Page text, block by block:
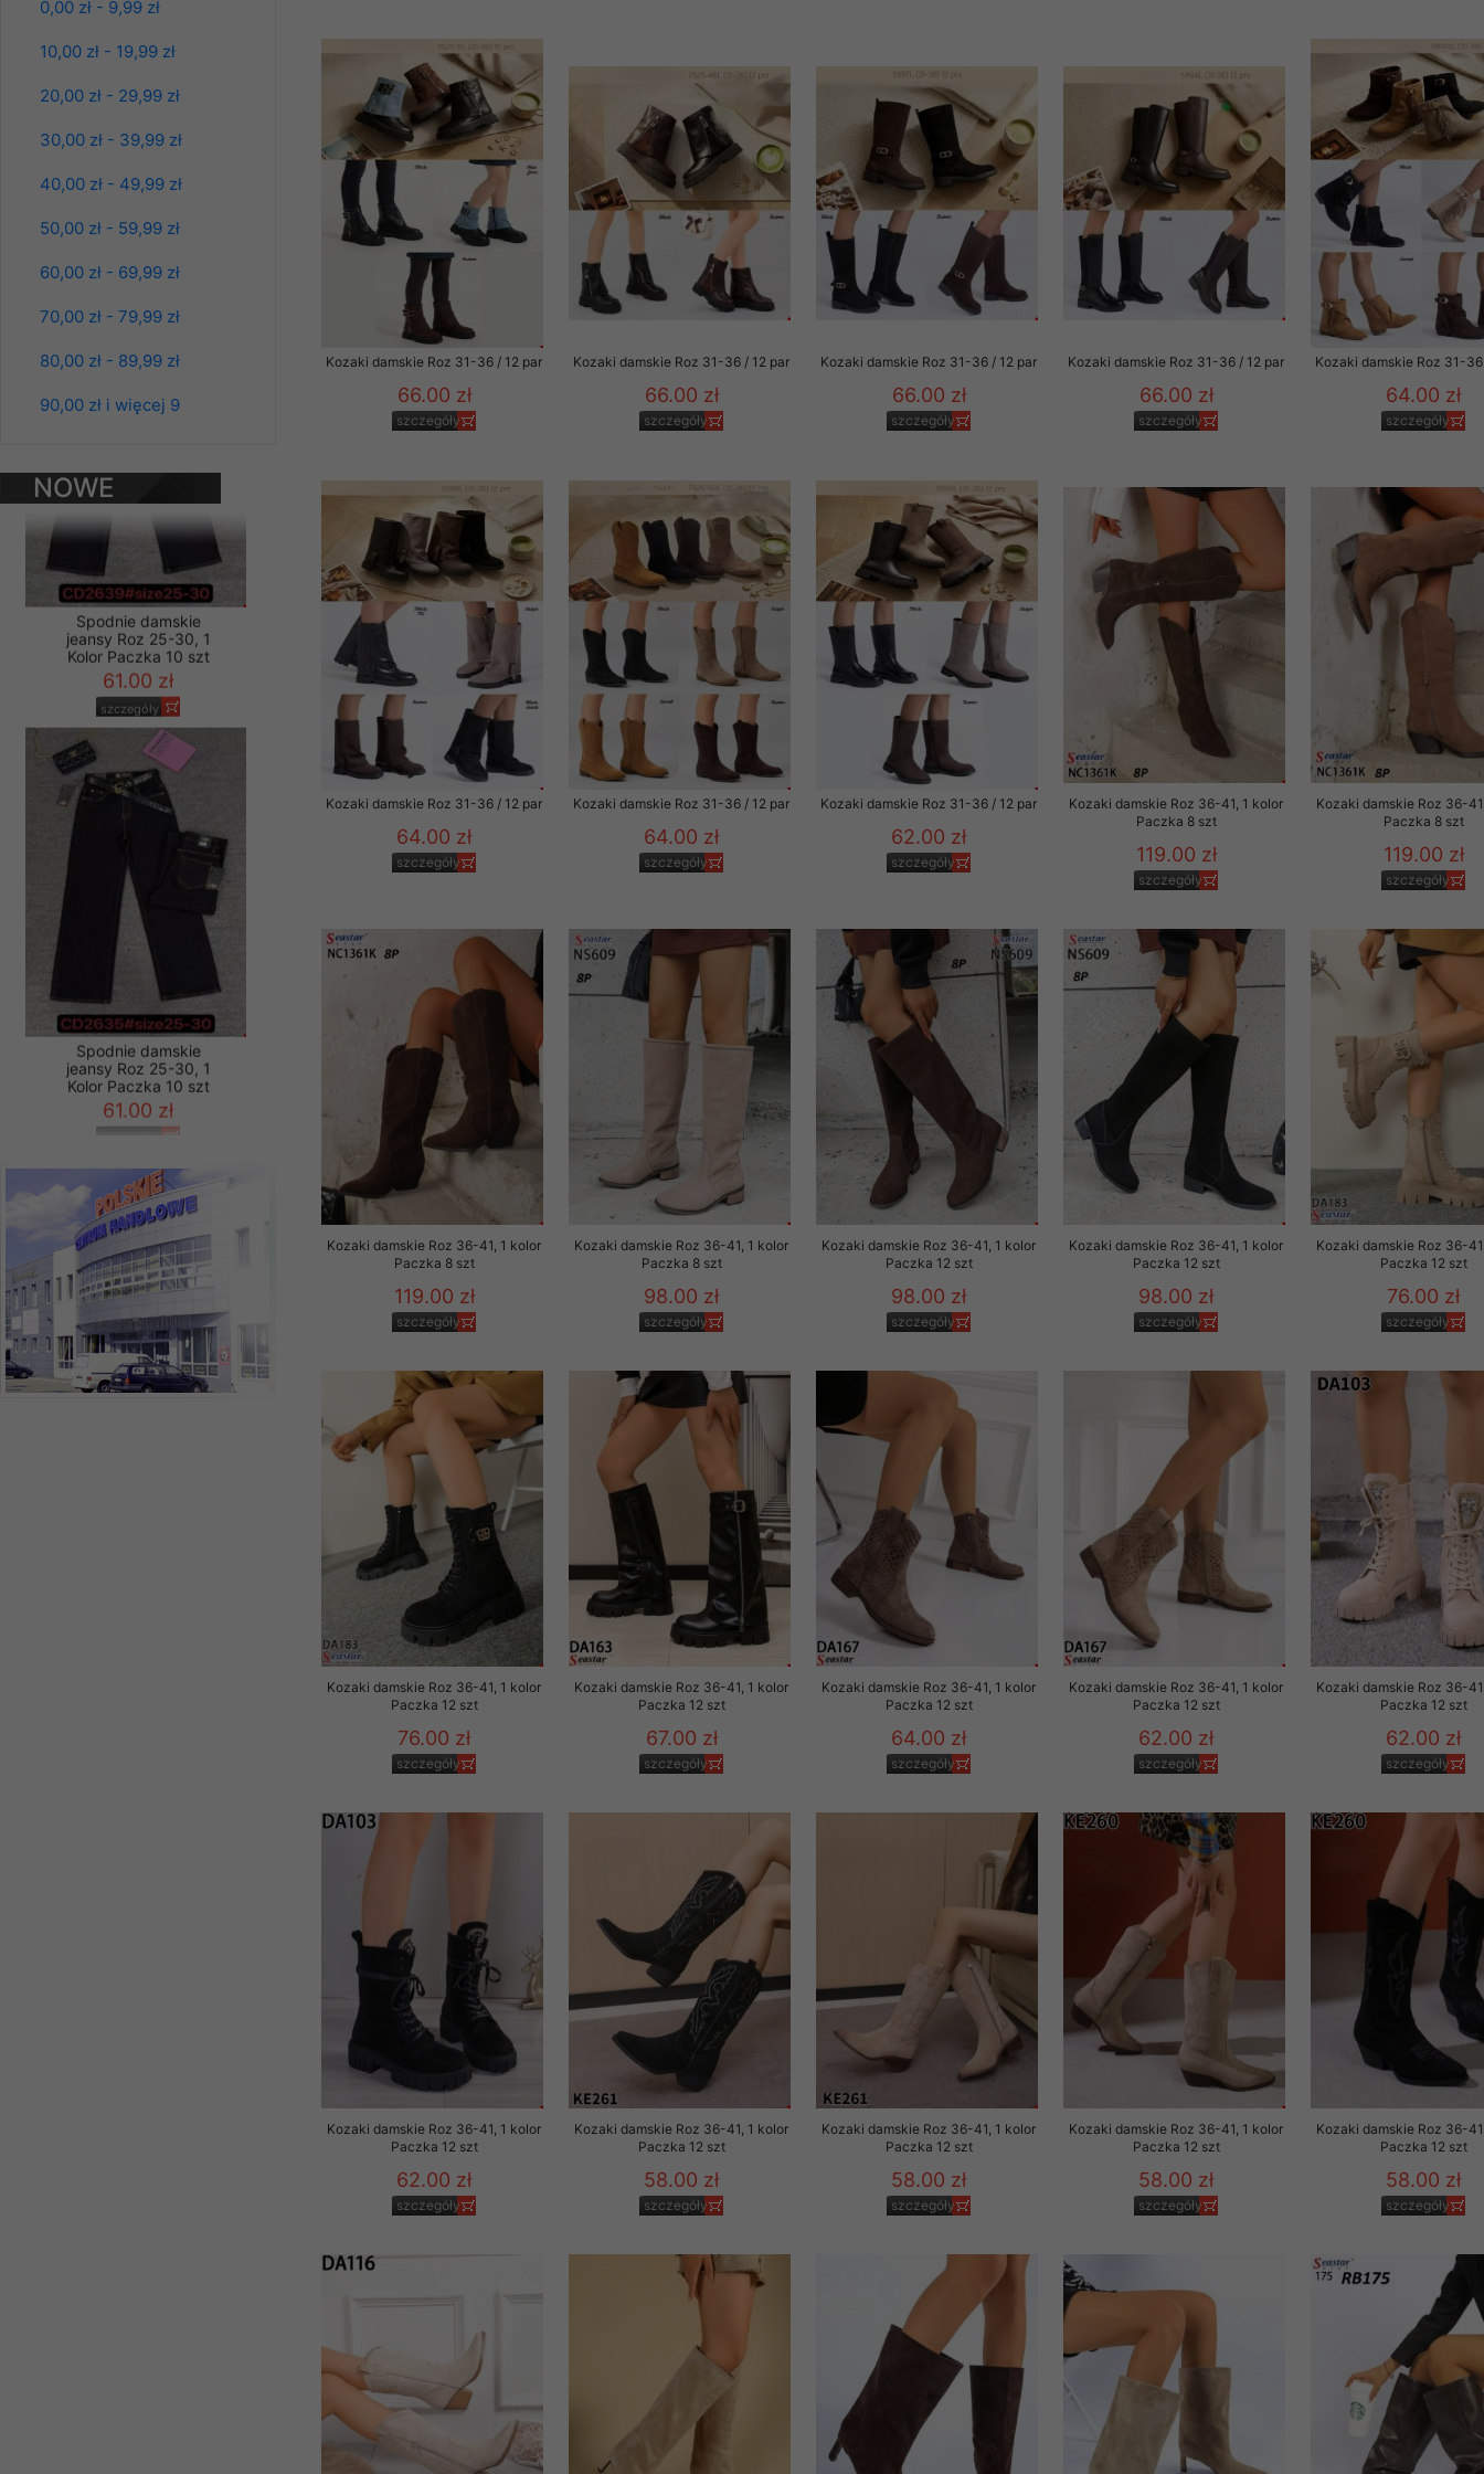
0,00 zł - 9,99 zł
10,00 zł - 19,99 zł
20,00 zł - 29,99 zł
30,00 zł - 39,99 zł
40,00 zł - 49,99 zł
50,00 zł - 59,99 zł
60,00 zł - 69,99 zł
70,00 zł - 79,99 zł
80,00 zł - 89,99 zł
90,00 zł i więcej 9
NOWE
PRODUKTY
Spodnie damskie
Kolor Paczka 10 szt
61.00 zł
szczegóły
Spodnie damskie
jeansy Roz 25-30, 1
Kolor Paczka 10 szt
61.00 zł
szczegóły
Spodnie damskie
Kolor Paczka 10 szt
61.00 zł
szczegóły
Kozaki damskie Roz 31-36 / 12 par
66.00 zł
szczegóły
Kozaki damskie Roz 31-36 / 12 par
66.00 zł
szczegóły
Kozaki damskie Roz 31-36 / 12 par
66.00 zł
szczegóły
Kozaki damskie Roz 31-36 / 12 par
66.00 zł
szczegóły
Kozaki damskie Roz 31-
64.00 zł
szczegóły
Kozaki damskie Roz 31-36 / 12 par
64.00 zł
szczegóły
Kozaki damskie Roz 31-36 / 12 par
64.00 zł
szczegóły
Kozaki damskie Roz 31-36 / 12 par
62.00 zł
szczegóły
Kozaki damskie Roz 36-41, 1 kolor
Paczka 8 szt
119.00 zł
szczegóły
Kozaki damskie Roz 36-
Paczka 8 szt
119.00 zł
szczegóły
Kozaki damskie Roz 36-41, 1 kolor
Paczka 8 szt
119.00 zł
szczegóły
Kozaki damskie Roz 36-41, 1 kolor
Paczka 8 szt
98.00 zł
szczegóły
Kozaki damskie Roz 36-41, 1 kolor
Paczka 12 szt
98.00 zł
szczegóły
Kozaki damskie Roz 36-41, 1 kolor
Paczka 12 szt
98.00 zł
szczegóły
Kozaki damskie Roz 36-
Paczka 12 szt
76.00 zł
szczegóły
Kozaki damskie Roz 36-41, 1 kolor
Paczka 12 szt
76.00 zł
szczegóły
Kozaki damskie Roz 36-41, 1 kolor
Paczka 12 szt
67.00 zł
szczegóły
Kozaki damskie Roz 36-41, 1 kolor
Paczka 12 szt
64.00 zł
szczegóły
Kozaki damskie Roz 36-41, 1 kolor
Paczka 12 szt
62.00 zł
szczegóły
Kozaki damskie Roz 36-
Paczka 12 szt
62.00 zł
szczegóły
Kozaki damskie Roz 36-41, 1 kolor
Paczka 12 szt
62.00 zł
szczegóły
Kozaki damskie Roz 36-41, 1 kolor
Paczka 12 szt
58.00 zł
szczegóły
Kozaki damskie Roz 36-41, 1 kolor
Paczka 12 szt
58.00 zł
szczegóły
Kozaki damskie Roz 36-41, 1 kolor
Paczka 12 szt
58.00 zł
szczegóły
Kozaki damskie Roz 36-
Paczka 12 szt
58.00 zł
szczegóły
ochronie danych osobowych (Dz. U. Nr 133, poz. 883 z późn. zm.). Dane osobowe Klientów przechowujemy na
serwerach zapewniających ich pełne bezpieczeństwo. Dostęp do bazy danych posiadają jedynie uprawnieni
pracownicy Sklepu.
Każdy Klient, który przekazał nam swoje dane osobowe ma pełną możliwość dostępu do swoich danych w celu
ich weryfikacji, modyfikacji lub też żądania usunięcia.
Sklep nie przekazuje, nie sprzedaje ani nie użycza zgromadzonych danych osobowych Klientów osobom trzecim,
chyba że dzieje się to za wyraźną zgodą lub na życzenie Klienta albo na żądanie uprawnionych na podstawie
prawa organów państwa w związku z toczącymi się postępowaniami.
Nasz Sklep posługuje się również tzw. plikami cookies (ciasteczka). Pliki te są zapisywane na komputerze Klienta
przez nasz serwer i dostarczają danych statystycznych o aktywności Klienta, w celu dobrania naszej oferty do
jego indywidualnych potrzeb i gustów. Klient w każdej chwili może wyłączyć w swojej przeglądarce internetowej
opcję przyjmowania cookies, choć musi mieć świadomość, że w niektórych przypadkach odłączenie tych plików
może wpłynąć na utrudnienia w korzystaniu z oferty naszego Sklepu. Pliki cookies zapisywane na komputerze
Klienta przechowują informacje na temat:
• ostatnio oglądanych produktów,
Materiały reklamowo - promocyjne wysyłamy Klientom jedynie wówczas, gdy wyrazili na to zgodę. Dotyczy to w
szczególności newslettera wysyłanego Klientowi, jeżeli potwierdzi wyraźnie wskazanego przez nas linka
zawierającego akceptację na otrzymywanie newslettera o aktualnych promocjach, rabatach i nowościach w
naszym Sklepie. Materiały te dotyczą wyłącznie oferty naszego Sklepu.
Wszelkie pytania, wnioski i sugestie odnoszące się do ochrony Państwa prywatności, w szczególności danych
osobowych prosimy zgłaszać na email